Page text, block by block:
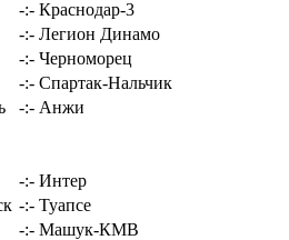
-:- Краснодар-3
-:- Легион Динамо
-:- Черноморец
-:- Спартак-Нальчик
-:- Анжи
-:- Интер
-:- Туапсе
-:- Машук-КМВ